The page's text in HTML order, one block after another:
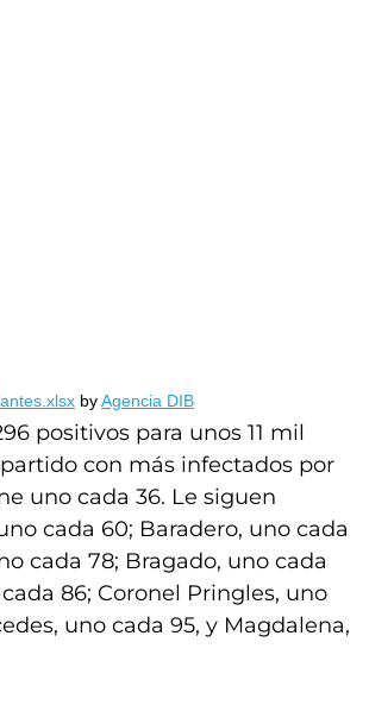
byAgencia DIB
positivos para unos 11 mil
con más infectados por
uno cada 36. Le siguen
cada 60; Baradero, uno cada
cada 78; Bragado, uno cada
86; Coronel Pringles, uno
uno cada 95, y Magdalena,